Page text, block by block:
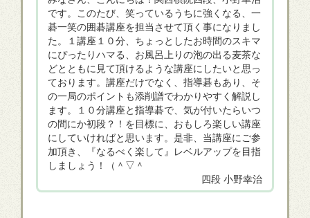
です。このたび、笑っているうちに強くなる、一
碁一笑の囲碁講座を担当させて頂く事になりまし
た。１講座１０分、ちょっとしたお時間のスキマ
にぴったりハマる、お風呂上りの泡の出る麦茶な
どとともに見て頂けるような講座にしたいと思っ
ております。講座だけでなく、指導碁もあり、そ
の一局のポイントも添削譜でわかりやすく解説し
ます。１０分講座と指導碁で、気が付いたらいつ
の間にか初段？！を目標に、おもしろ楽しい講座
にしていければと思います。是非、当講座にご参
加頂き、『なるべく楽して』レベルアップを目指
しましょう！（＾▽＾
四段 小野幸治